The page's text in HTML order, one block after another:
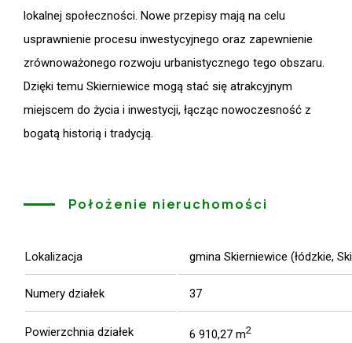
lokalnej społeczności. Nowe przepisy mają na celu
usprawnienie procesu inwestycyjnego oraz zapewnienie
zrównoważonego rozwoju urbanistycznego tego obszaru.
Dzięki temu Skierniewice mogą stać się atrakcyjnym
miejscem do życia i inwestycji, łącząc nowoczesność z
bogatą historią i tradycją.
Położenie nieruchomości
Lokalizacja gmina Skierniewice (łódzkie,
Numery działek 37
Powierzchnia działek 6 910,27 m2